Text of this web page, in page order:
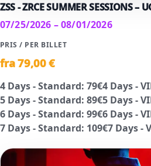
ZSS - ZRCE SUMMER SESSIONS –
07/25/2026 – 08/01/2026
PRIS / PER BILLET
fra79,00 €
4 Days - Standard: 79€4 Days -
5 Days - Standard: 89€5 Days -
6 Days - Standard: 99€6 Days -
7 Days - Standard: 109€7 Days -